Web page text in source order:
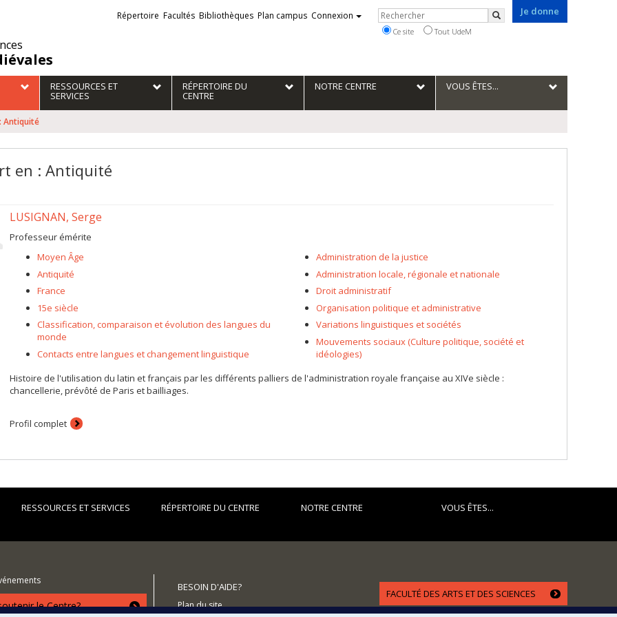
Je donne
Liens
externes
Répertoire Facultés Bibliothèques Plan campus Connexion Rechercher
Rechercher
Ce site Tout UdeM
RESSOURCES ET
SERVICES
RÉPERTOIRE DU
CENTRE
NOTRE CENTRE VOUS ÊTES...
Antiquité
en : Antiquité
LUSIGNAN, Serge
Professeur émérite
Moyen Âge
Antiquité
France
15e siècle
Classification, comparaison et évolution des langues du
monde
Contacts entre langues et changement linguistique
Administration de la justice
Administration locale, régionale et nationale
Droit administratif
Organisation politique et administrative
Variations linguistiques et sociétés
Mouvements sociaux (Culture politique, société et
idéologies)
Histoire de l'utilisation du latin et français par les différents palliers de l'administration royale française au XIVe siècle :
chancellerie, prévôté de Paris et bailliages.
Profil complet
RESSOURCES ET SERVICES RÉPERTOIRE DU CENTRE NOTRE CENTRE VOUS ÊTES...
le Centre?
BESOIN D'AIDE?
Plan du site
FACULTÉ DES ARTS ET DES SCIENCES